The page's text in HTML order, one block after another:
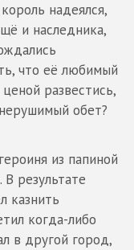
надеялся,
и наследника,
что её любимый
развестись,
обет?
из папиной
результате
казнить
когда-либо
в другой город,